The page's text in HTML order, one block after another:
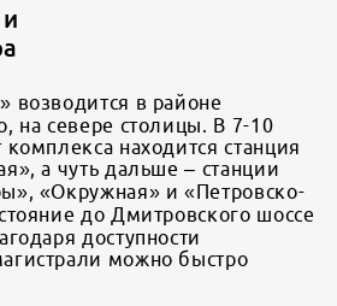
возводится в районе
на севере столицы. В 7-10
находится станция
а чуть дальше – станции
«Окружная» и «Петровско-
до Дмитровского шоссе
доступности
можно быстро